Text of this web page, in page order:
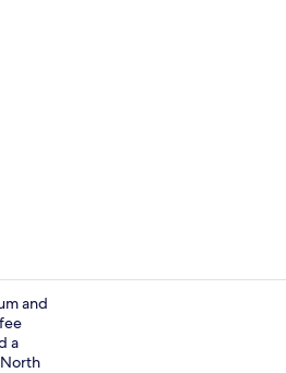
Exterieur
and
a